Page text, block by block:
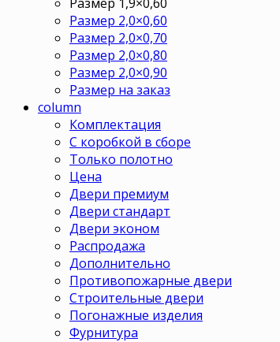
Размер 2,0×0,60
Размер 2,0×0,70
Размер 2,0×0,80
Размер 2,0×0,90
Размер на заказ
column
Комплектация
С коробкой в сборе
Только полотно
Цена
Двери премиум
Двери стандарт
Двери эконом
Распродажа
Дополнительно
Противопожарные двери
Строительные двери
Погонажные изделия
Фурнитура